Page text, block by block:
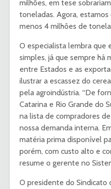
milhões, em tese
toneladas. Agora,
menos 4 milhões de
O especialista lembra que
simples, já que sempre há
entre Estados e as
ilustrar a escassez do
pela agroindústria. “De
Catarina e Rio Grande do
na lista de compradores
nossa demanda interna.
matéria prima disponível
porém, com custo alto e
resume o gerente no
O presidente do Sindicato